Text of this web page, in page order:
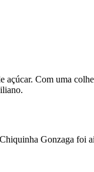
Com uma
Gonzaga